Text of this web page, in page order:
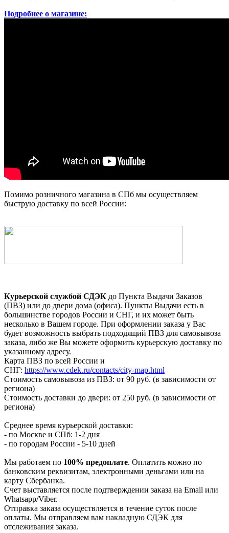
Подробнее о магазине:
Помимо розничного магазина в СПб мы осуществляем
быструю доставку по всей России:
Курьерской службой СДЭК до Пункта Выдачи Заказов
(ПВЗ) или до двери дома (офиса). Пункты Выдачи есть в
большинстве городов России и СНГ, и их может быть
несколько в Вашем городе. При оформлении заказа у Вас
будет возможность выбрать подходящий ПВЗ для самовывоза
заказа, либо же Вы можете оформить курьерскую доставку по
указанному адресу.
Карта ПВЗ по всей России и
СНГ: https://www.cdek.ru/contacts/city-map.html
Стоимость самовывоза из ПВЗ: от 90 руб. (в зависимости от
региона)
Стоимость доставки до двери: от 250 руб. (в зависимости от
региона)
Среднее время курьерской доставки:
- по Москве и СПб: 1-2 дня
- по городам России - 5-10 дней
Мы работаем по 100% предоплате. Оплатить можно по
банковским реквизитам, электронными деньгами или на
карту Сбербанка.
Счет выставляется после подтверждении заказа на Email или
Whatsapp/Viber.
Отправка заказа осуществляется в течение суток после
оплаты. Мы отправляем вам накладную СДЭК для
отслеживания заказа.